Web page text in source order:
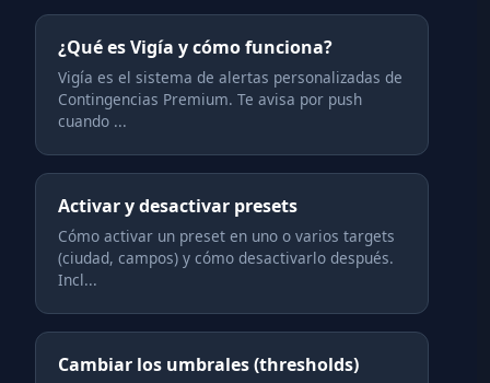
¿Qué es Vigía y cómo funciona?
Vigía es el sistema de alertas personalizadas de
Contingencias Premium. Te avisa por push
cuando ...
Activar y desactivar presets
Cómo activar un preset en uno o varios targets
(ciudad, campos) y cómo desactivarlo después.
Incl...
Cambiar los umbrales (thresholds)